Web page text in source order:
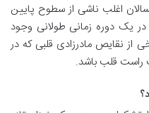
اغلب ناشی از سطوح پایین
یک دوره زمانی طولانی وجود
از نقایص مادرزادی قلبی که در
راست قلب باشد.